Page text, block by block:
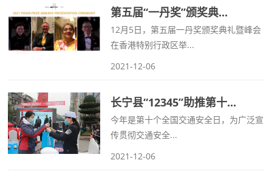
第五届“一丹奖”颁奖典...
12月5日，第五届一丹奖颁奖典礼暨峰会
在香港特别行政区举...
2021-12-06
长宁县“12345”助推第十...
今年是第十个全国交通安全日，为广泛宣
传贯彻交通安全...
2021-12-06